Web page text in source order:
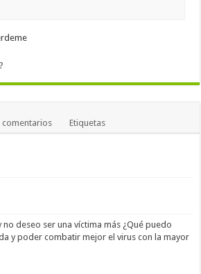
comentarios Etiquetas
deseo ser una víctima más ¿Qué puedo
y poder combatir mejor el virus con la mayor